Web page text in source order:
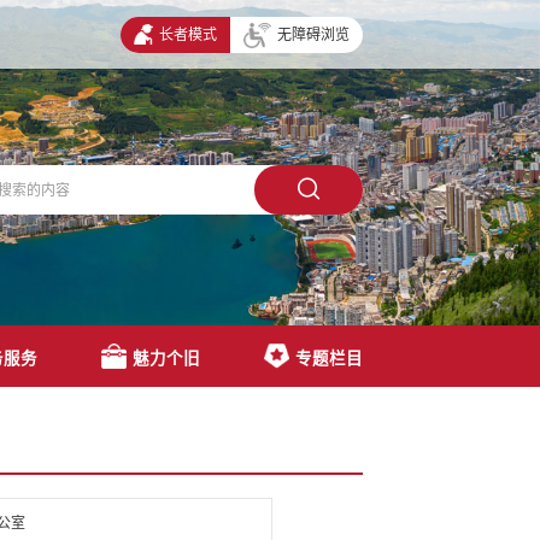
长者模式 无障碍浏览
服务 魅力个旧 专题栏目
室